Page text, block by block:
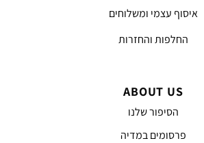
איסוף עצמי ומשלוחים
החלפות והחזרות
ABOUT US
הסיפור שלנו
פרסומים במדיה